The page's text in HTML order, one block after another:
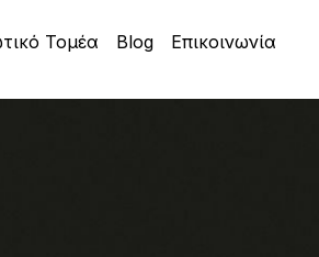
Τομέα Blog Επικοινωνία